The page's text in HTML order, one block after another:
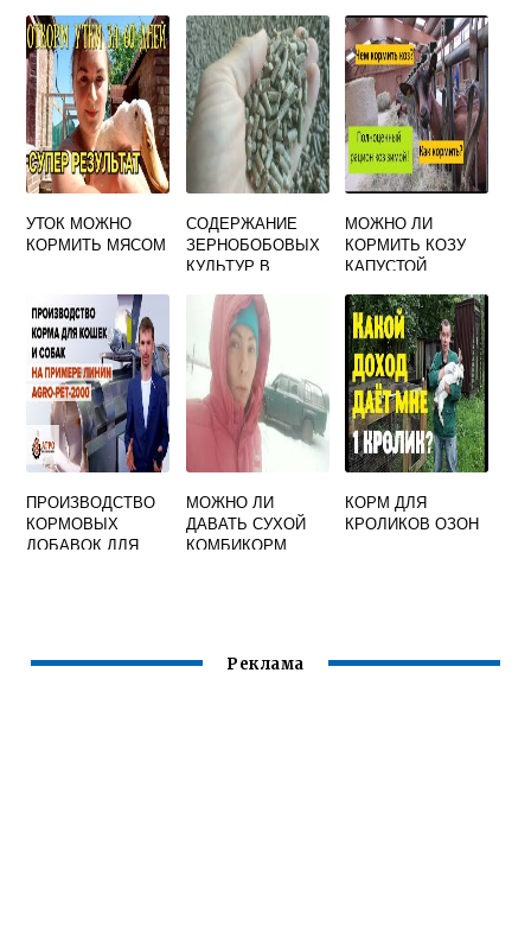
РОГАТОГО СКОТА
ТЕХНИЧЕСКИЕ
УСЛОВИЯ
УТОК МОЖНО
КОРМИТЬ МЯСОМ
СОДЕРЖАНИЕ
ЗЕРНОБОБОВЫХ
КУЛЬТУР В
КОМБИКОРМА
МОЖЕТ
ДОСТИГАТЬ
МОЖНО ЛИ
КОРМИТЬ КОЗУ
КАПУСТОЙ
ПРОИЗВОДСТВО
КОРМОВЫХ
ДОБАВОК ДЛЯ
МОЖНО ЛИ
ДАВАТЬ СУХОЙ
КОМБИКОРМ
КОРМ ДЛЯ
КРОЛИКОВ ОЗОН
Реклама